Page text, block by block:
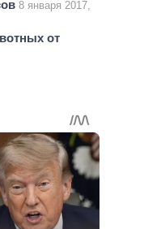
8 января 2017,
от